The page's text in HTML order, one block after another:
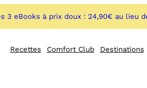
3 eBooks à prix doux : 24,90€ au lieu
Recettes Comfort Club Destinations